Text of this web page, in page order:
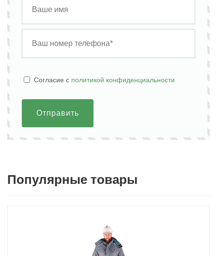
Cогласие с политикой конфиденциальности
Отправить
Популярные товары